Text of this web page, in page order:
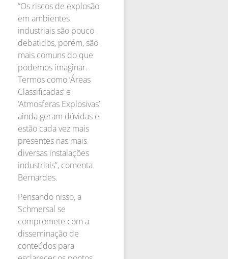
“Os riscos de explosão
em ambientes
industriais são pouco
debatidos, porém, são
mais comuns do que
podemos imaginar.
Termos como ‘Áreas
Classificadas’ e
‘Atmosferas Explosivas’
ainda geram dúvidas e
estão cada vez mais
presentes nas mais
diversas instalações
industriais”, comenta
Bernardes.
Pensando nisso, a
Schmersal se
compromete com a
disseminação de
conteúdos para